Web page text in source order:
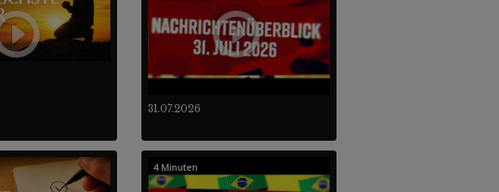
31.07.2026
4 Minuten